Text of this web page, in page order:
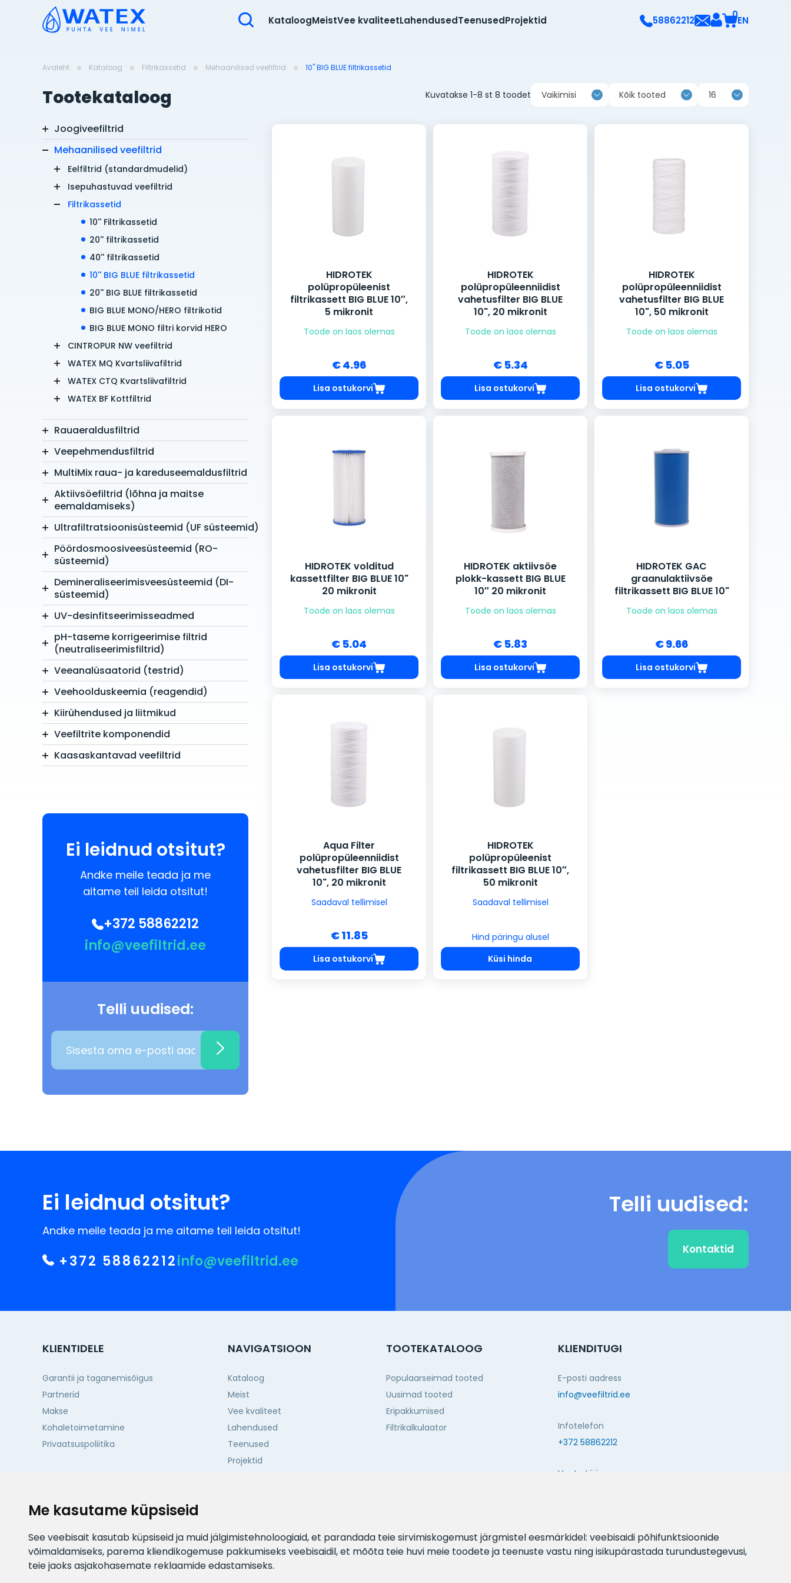
Me kasutame küpsiseid
See veebisait kasutab küpsiseid ja muid jälgimistehnoloogiaid, et parandada teie sirvimiskogemust järgmistel eesmärkidel: veebisaidi põhifunktsioonide
võimaldamiseks, parema kliendikogemuse pakkumiseks veebisaidil,et mõõta teie huvi meie toodete ja teenuste vastu ning isikupärastada turundustegevusi,
teie jaoks asjakohasemate reklaamide edastamiseks.
KataloogMeistVee kvaliteetLahendusedTeenusedProjektid 58862212 0EN
Avaleht Kataloog Filtrikassetid Mehaanilised veefiltrid 10'' BIG BLUE filtrikassetid
Tootekataloog
Joogiveefiltrid
Mehaanilised veefiltrid
Eelfiltrid (standardmudelid)
Isepuhastuvad veefiltrid
Filtrikassetid
10'' Filtrikassetid
20'' filtrikassetid
40'' filtrikassetid
10'' BIG BLUE filtrikassetid
20'' BIG BLUE filtrikassetid
BIG BLUE MONO/HERO filtrikotid
BIG BLUE MONO filtri korvid HERO
CINTROPUR NW veefiltrid
WATEX MQ Kvartsliivafiltrid
WATEX CTQ Kvartsliivafiltrid
WATEX BF Kottfiltrid
Rauaeraldusfiltrid
Veepehmendusfiltrid
MultiMix raua- ja kareduseemaldusfiltrid
Aktiivsöefiltrid (lõhna ja maitse
eemaldamiseks)
Ultrafiltratsioonisüsteemid (UF süsteemid)
Pöördosmoosiveesüsteemid (RO-
süsteemid)
Demineraliseerimisveesüsteemid (DI-
süsteemid)
UV-desinfitseerimisseadmed
pH-taseme korrigeerimise filtrid
(neutraliseerimisfiltrid)
Veeanalüsaatorid (testrid)
Veehoolduskeemia (reagendid)
Kiirühendused ja liitmikud
Veefiltrite komponendid
Kaasaskantavad veefiltrid
Ei leidnud otsitut?
Andke meile teada ja me
aitame teil leida otsitut!
+372 58862212
info@veefiltrid.ee
Telli uudised:
Kuvatakse 1-8 st 8 toodet Vaikimisi Kõik tooted 16
HIDROTEK
polüpropüleenist
filtrikassett BIG BLUE 10″,
5 mikronit
Toode on laos olemas
€ 4.96
Lisa ostukorvi
HIDROTEK
polüpropüleenniidist
vahetusfilter BIG BLUE
10", 20 mikronit
Toode on laos olemas
€ 5.34
Lisa ostukorvi
HIDROTEK
polüpropüleenniidist
vahetusfilter BIG BLUE
10", 50 mikronit
Toode on laos olemas
€ 5.05
Lisa ostukorvi
HIDROTEK volditud
kassettfilter BIG BLUE 10"
20 mikronit
Toode on laos olemas
€ 5.04
Lisa ostukorvi
HIDROTEK aktiivsöe
plokk-kassett BIG BLUE
10″ 20 mikronit
Toode on laos olemas
€ 5.83
Lisa ostukorvi
HIDROTEK GAC
graanulaktiivsöe
filtrikassett BIG BLUE 10"
Toode on laos olemas
€ 9.66
Lisa ostukorvi
Aqua Filter
polüpropüleenniidist
vahetusfilter BIG BLUE
10", 20 mikronit
Saadaval tellimisel
€ 11.85
Lisa ostukorvi
HIDROTEK
polüpropüleenist
filtrikassett BIG BLUE 10″,
50 mikronit
Saadaval tellimisel
Hind päringu alusel
Küsi hinda
Ei leidnud otsitut?
Andke meile teada ja me aitame teil leida otsitut!
+372 58862212info@veefiltrid.ee
Telli uudised:
Kontaktid
KLIENTIDELE
Garantii ja taganemisõigus
Partnerid
Makse
Kohaletoimetamine
Privaatsuspoliitika
NAVIGATSIOON
Kataloog
Meist
Vee kvaliteet
Lahendused
Teenused
Projektid
TOOTEKATALOOG
Populaarseimad tooted
Uusimad tooted
Eripakkumised
Filtrikalkulaator
KLIENDITUGI
E-posti aadress
info@veefiltrid.ee
Infotelefon
+372 58862212
Vaata tööaegu
JÄLGI MEID: